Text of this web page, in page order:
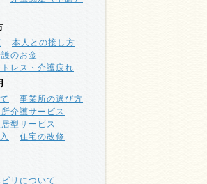
本人との接し方
のお金
トレス・介護疲れ
事業所の選び方
介護サービス
居型サービス
住宅の改修
ビリについて